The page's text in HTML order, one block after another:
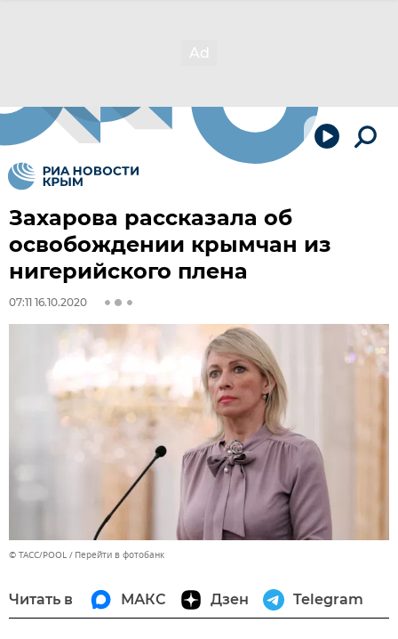
Захарова рассказала об
освобождении крымчан из
нигерийского плена
07:11 16.10.2020
© ТАСС/POOL Перейти в фотобанк
Читать в МАКС Дзен Telegram